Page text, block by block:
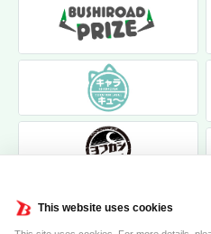
This website uses cookies